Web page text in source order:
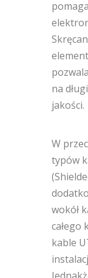
na
jakości.
W
typów
wokół
całego
kable